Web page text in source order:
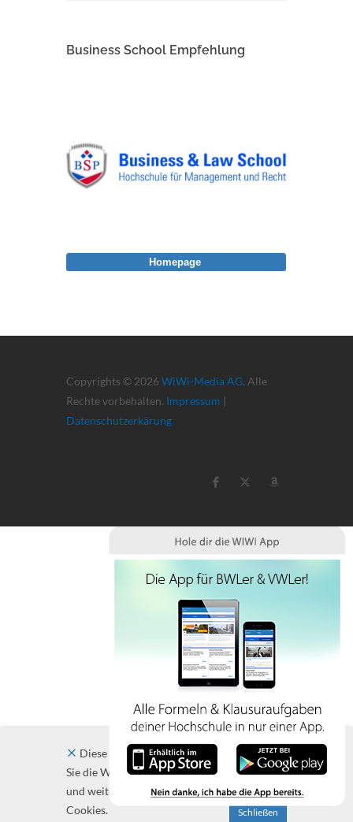
Business School Empfehlung
Copyrights © 2026 WiWi-Media AG. Alle
Rechte vorbehalten. Impressum |
Datenschutzerkärung
Diese Website verwendet Cookies. Indem
Sie die Website und ihre Angebote nutzen
und weiter navigieren, akzeptieren Sie diese
Cookies.
Schließen
Homepage